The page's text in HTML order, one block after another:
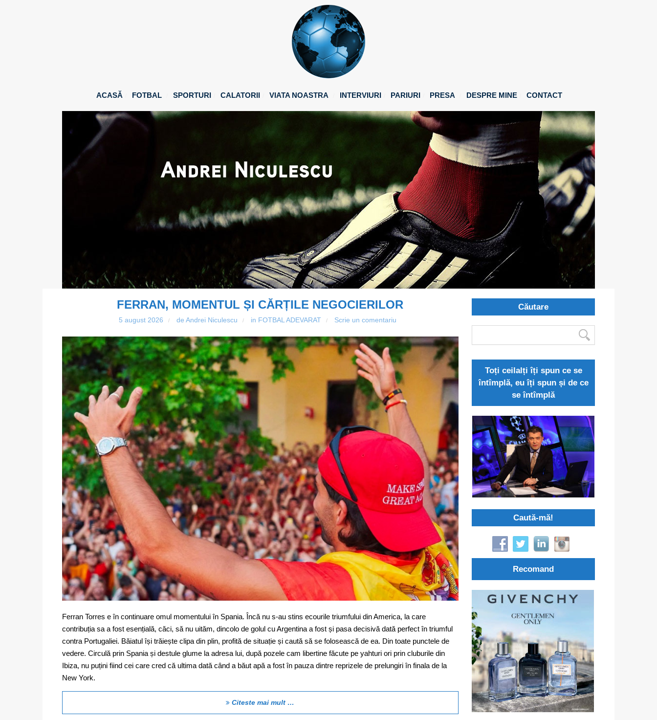
ACASĂ FOTBAL SPORTURI CALATORII VIATA NOASTRA INTERVIURI PARIURI PRESA DESPRE MINE CONTACT
FERRAN, MOMENTUL ȘI CĂRȚILE NEGOCIERILOR
5 august 2026 / de Andrei Niculescu / in FOTBAL ADEVARAT / Scrie un comentariu
Ferran Torres e în continuare omul momentului în Spania. Încă nu s-au stins ecourile triumfului din America, la care
contribuția sa a fost esențială, căci, să nu uităm, dincolo de golul cu Argentina a fost și pasa decisivă dată perfect în triumful
contra Portugaliei. Băiatul își trăiește clipa din plin, profită de situație și caută să se folosească de ea. Din toate punctele de
vedere. Circulă prin Spania și destule glume la adresa lui, după pozele cam libertine făcute pe yahturi ori prin cluburile din
Ibiza, nu puțini fiind cei care cred că ultima dată când a băut apă a fost în pauza dintre reprizele de prelungiri în finala de la
New York.
Citeste mai mult …
Căutare
Toți ceilalți îți spun ce se
întîmplă, eu îți spun și de ce
se întîmplă
Caută-mă!
Recomand